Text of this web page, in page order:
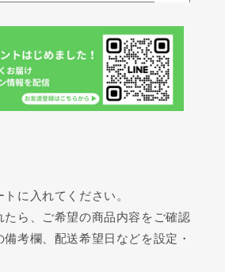
に入れてください。
ら、ご希望の商品内容をご確認
考欄、配送希望日などを設定・